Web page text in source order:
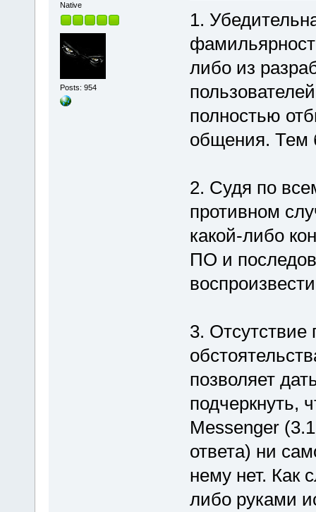
Native
Posts: 954
1.
либо из
полностью
общения. Тем
2. Судя по
противном
какой-либо
ПО и
3.
позволяет
подчеркнуть,
Messenger
ответа) ни
нему нет. Как
либо руками